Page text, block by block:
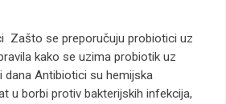
Zašto se preporučuju probiotici uz
kako se uzima probiotik uz
dana Antibiotici su hemijska
u borbi protiv bakterijskih infekcija,